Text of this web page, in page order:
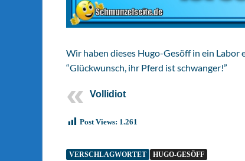
Wir haben dieses Hugo-Gesöff in ein Labor
“Glückwunsch, ihr Pferd ist schwanger!”
Vollidiot
Post Views: 1.261
VERSCHLAGWORTET HUGO-GESÖFF